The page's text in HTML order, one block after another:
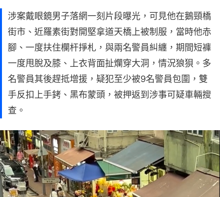
涉案戴眼鏡男子落網一刻片段曝光，可見他在鵝頸橋
街市、近羅素街對開堅拿道天橋上被制服，當時他赤
腳、一度扶住欄杆掙札，與兩名警員糾纏，期間短褲
一度甩脫及膝、上衣背面扯爛穿大洞，情況狼狽。多
名警員其後趕抵增援，疑犯至少被9名警員包圍，雙
手反扣上手銬、黑布蒙頭，被押返到涉事可疑車輛搜
查。